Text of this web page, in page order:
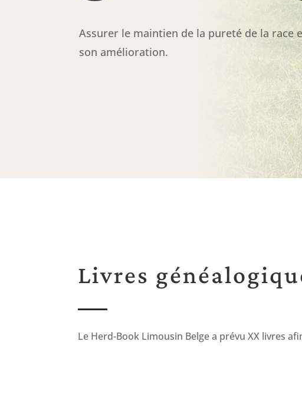
Assurer le maintien de la pureté de la race
son amélioration.
Livres
Le Herd-Book Limousin Belge a prévu XX livres